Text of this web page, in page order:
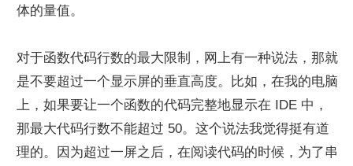
体的量值。
对于函数代码行数的最大限制，网上有一种说法，那就
是不要超过一个显示屏的垂直高度。比如，在我的电脑
上，如果要让一个函数的代码完整地显示在 IDE 中，
那最大代码行数不能超过 50。这个说法我觉得挺有道
理的。因为超过一屏之后，在阅读代码的时候，为了串